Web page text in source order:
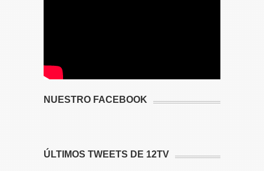
NUESTRO FACEBOOK
ÚLTIMOS TWEETS DE 12TV